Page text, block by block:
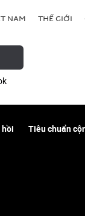
NAM THẾ GIỚI
hồi Tiêu chuẩn